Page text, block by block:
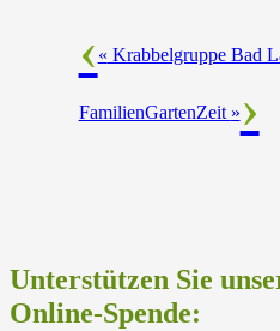
« Krabbelgruppe Bad
FamilienGartenZeit »
Unterstützen Sie
Online-Spende: